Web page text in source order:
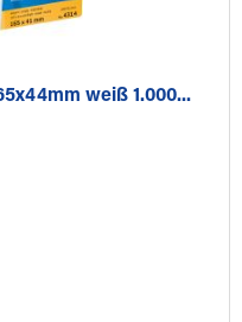
weiß 1.000...